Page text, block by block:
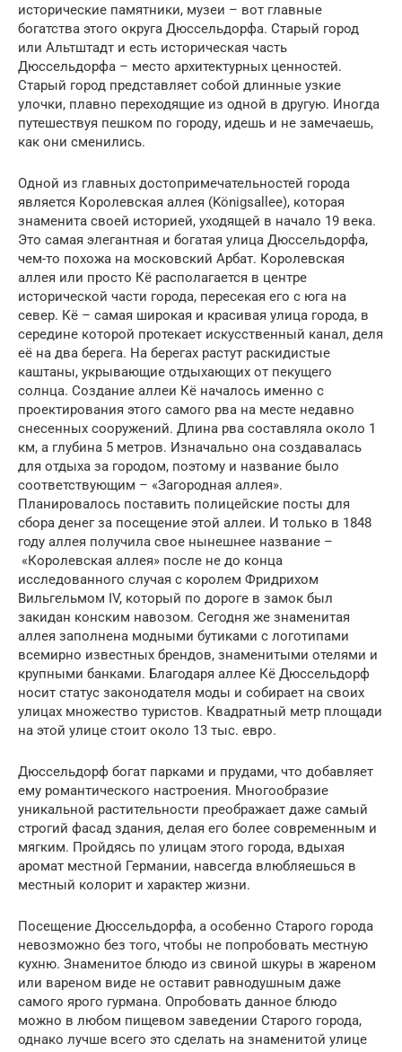
исторические памятники, музеи – вот главные
богатства этого округа Дюссельдорфа. Старый город
или Альтштадт и есть историческая часть
Дюссельдорфа – место архитектурных ценностей.
Старый город представляет собой длинные узкие
улочки, плавно переходящие из одной в другую. Иногда
путешествуя пешком по городу, идешь и не замечаешь,
как они сменились.
Одной из главных достопримечательностей города
является Королевская аллея (Königsallee), которая
знаменита своей историей, уходящей в начало 19 века.
Это самая элегантная и богатая улица Дюссельдорфа,
чем-то похожа на московский Арбат. Королевская
аллея или просто Кё располагается в центре
исторической части города, пересекая его с юга на
север. Кё – самая широкая и красивая улица города, в
середине которой протекает искусственный канал, деля
её на два берега. На берегах растут раскидистые
каштаны, укрывающие отдыхающих от пекущего
солнца. Создание аллеи Кё началось именно с
проектирования этого самого рва на месте недавно
снесенных сооружений. Длина рва составляла около 1
км, а глубина 5 метров. Изначально она создавалась
для отдыха за городом, поэтому и название было
соответствующим – «Загородная аллея».
Планировалось поставить полицейские посты для
сбора денег за посещение этой аллеи. И только в 1848
году аллея получила свое нынешнее название –
«Королевская аллея» после не до конца
исследованного случая с королем Фридрихом
Вильгельмом IV, который по дороге в замок был
закидан конским навозом. Сегодня же знаменитая
аллея заполнена модными бутиками с логотипами
всемирно известных брендов, знаменитыми отелями и
крупными банками. Благодаря аллее Кё Дюссельдорф
носит статус законодателя моды и собирает на своих
улицах множество туристов. Квадратный метр площади
на этой улице стоит около 13 тыс. евро.
Дюссельдорф богат парками и прудами, что добавляет
ему романтического настроения. Многообразие
уникальной растительности преображает даже самый
строгий фасад здания, делая его более современным и
мягким. Пройдясь по улицам этого города, вдыхая
аромат местной Германии, навсегда влюбляешься в
местный колорит и характер жизни.
Посещение Дюссельдорфа, а особенно Старого города
невозможно без того, чтобы не попробовать местную
кухню. Знаменитое блюдо из свиной шкуры в жареном
или вареном виде не оставит равнодушным даже
самого ярого гурмана. Опробовать данное блюдо
можно в любом пищевом заведении Старого города,
однако лучше всего это сделать на знаменитой улице